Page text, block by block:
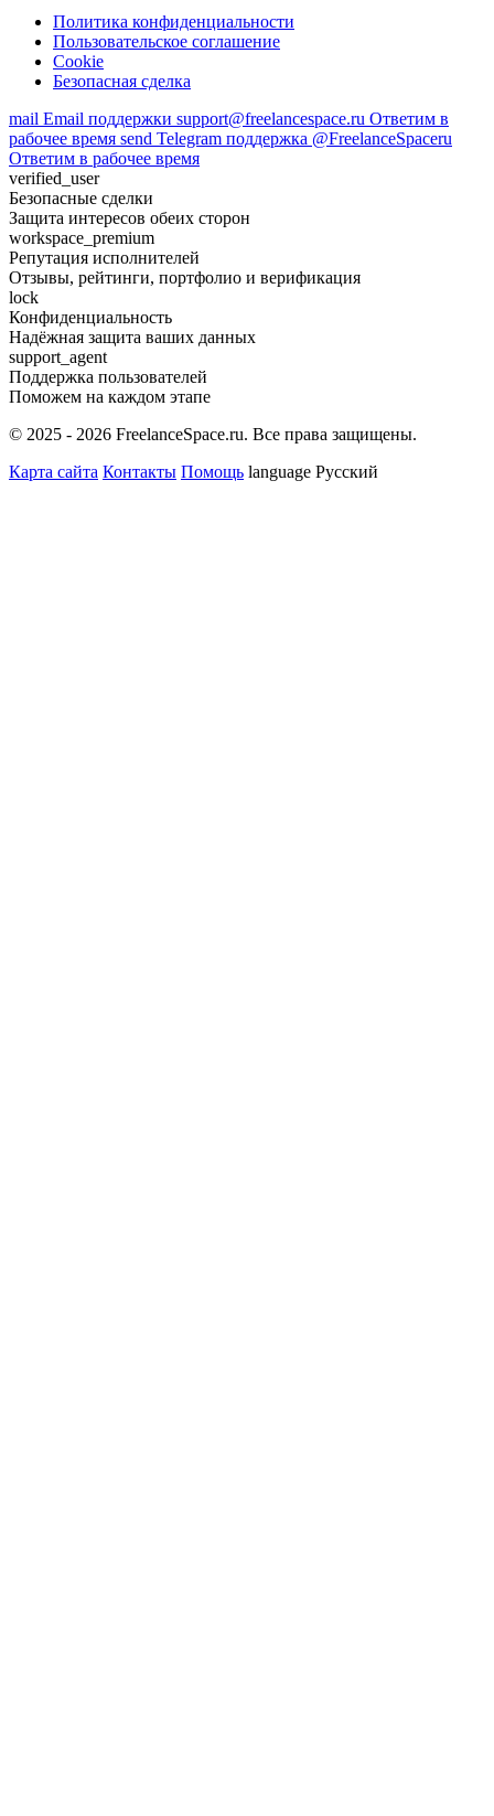
Политика конфиденциальности
Пользовательское соглашение
Cookie
Безопасная сделка
mail Email поддержки support@freelancespace.ru Ответим в
рабочее время send Telegram поддержка @FreelanceSpaceru
Ответим в рабочее время
verified_user
Безопасные сделки
Защита интересов обеих сторон
workspace_premium
Репутация исполнителей
Отзывы, рейтинги, портфолио и верификация
lock
Конфиденциальность
Надёжная защита ваших данных
support_agent
Поддержка пользователей
Поможем на каждом этапе
© 2025 - 2026 FreelanceSpace.ru. Все права защищены.
Карта сайта Контакты Помощь language Русский